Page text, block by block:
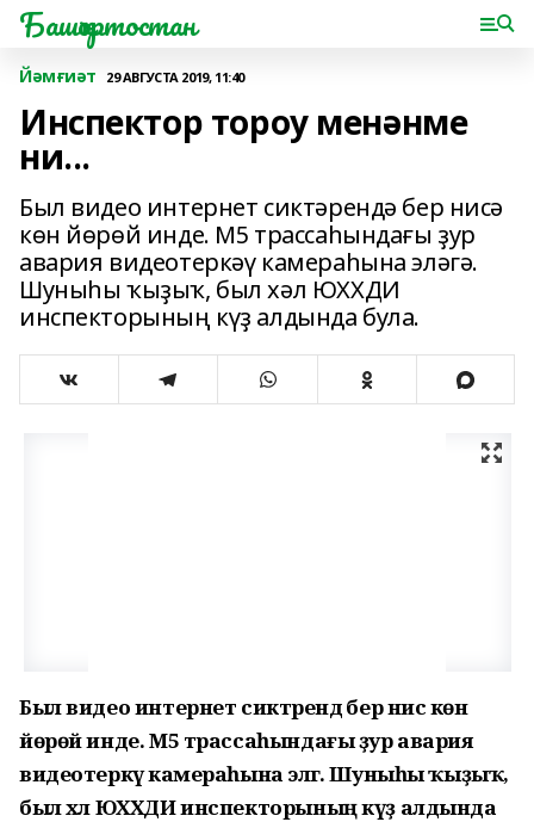
Башҡортостан
Йәмғиәт 29 АВГУСТА 2019, 11:40
Инспектор тороу менәнме
ни...
Был видео интернет сиктәрендә бер нисә
көн йөрөй инде. М5 трассаһындағы ҙур
авария видеотеркәү камераһына эләгә.
Шуныһы ҡыҙыҡ, был хәл ЮХХДИ
инспекторының күҙ алдында була.
Был видео интернет сиктәрендә бер нисә көн
йөрөй инде. М5 трассаһындағы ҙур авария
видеотеркәү камераһына эләгә. Шуныһы ҡыҙыҡ,
был хәл ЮХХДИ инспекторының күҙ алдында